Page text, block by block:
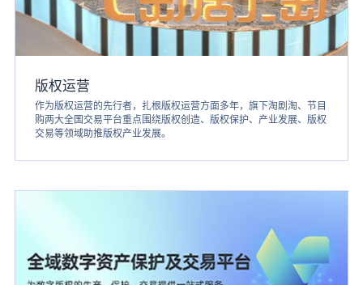
版权运营
作为版权运营的先行者，扎根版权运营方面多年，旗下淘剧淘、节目
购两大全国交易平台重点围绕版权创造、版权保护、产业发展、版权
交易等领域助推版权产业发展。